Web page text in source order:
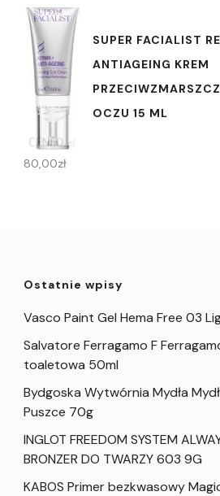
SUPER FACIALIST
ANTIAGEING KREM
OCZU 15 ML
80,00zł
Ostatnie wpisy
Vasco Paint Gel Hema Free 03
Salvatore Ferragamo F
toaletowa 50ml
Bydgoska Wytwórnia Mydła
Puszce 70g
INGLOT FREEDOM SYSTEM
BRONZER DO TWARZY 603 9G
KABOS Primer bezkwasowy